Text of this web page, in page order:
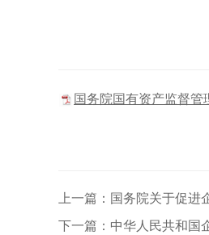
国务院国有资产监督管
上一篇：国务院关于促进
下一篇：中华人民共和国